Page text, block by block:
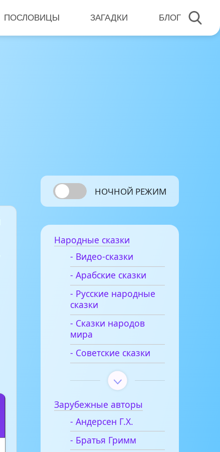
ПОСЛОВИЦЫ ЗАГАДКИ БЛОГ
НОЧНОЙ РЕЖИМ
Народные сказки
- Видео-сказки
- Арабские сказки
- Русские народные
сказки
- Сказки народов
мира
- Советские сказки
Зарубежные авторы
- Андерсен Г.Х.
- Братья Гримм